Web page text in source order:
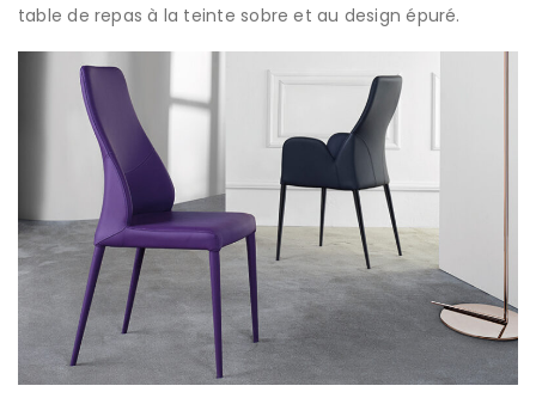
table de repas à la teinte sobre et au design épuré.